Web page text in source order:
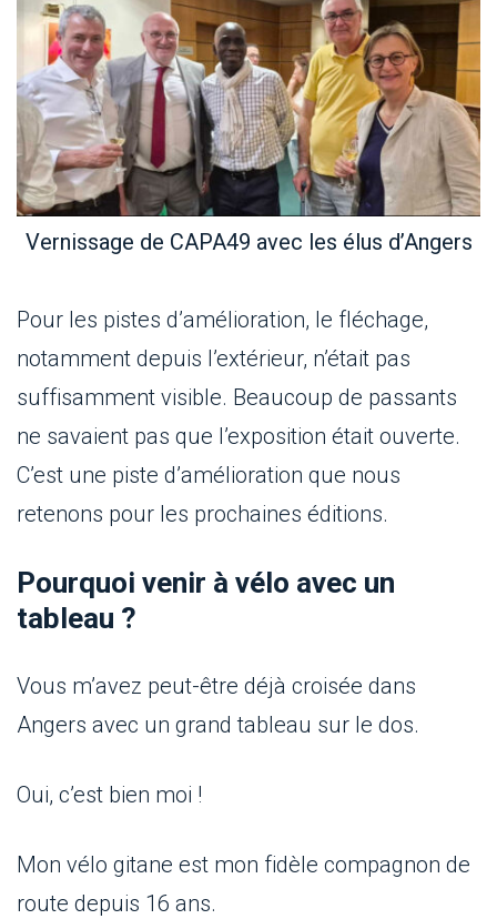
Vernissage de CAPA49 avec les élus d’Angers
Pour les pistes d’amélioration, le fléchage,
notamment depuis l’extérieur, n’était pas
suffisamment visible. Beaucoup de passants
ne savaient pas que l’exposition était ouverte.
C’est une piste d’amélioration que nous
retenons pour les prochaines éditions.
Pourquoi venir à vélo avec un
tableau ?
Vous m’avez peut-être déjà croisée dans
Angers avec un grand tableau sur le dos.
Oui, c’est bien moi !
Mon vélo gitane est mon fidèle compagnon de
route depuis 16 ans.